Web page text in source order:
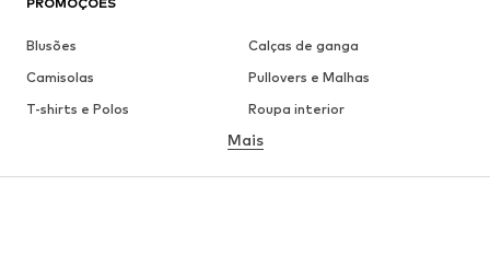
Blusões
Calças de ganga
Camisolas
Pullovers e Malhas
T-shirts e Polos
Roupa interior
Camisas
Sobretudos
Fatos e Blazers
Mais